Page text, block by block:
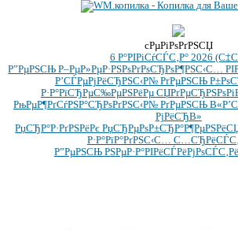
cРµРіРѕРґРЅСЏ
6 Р°РІРіСѓСЃС‚Р° 2026
Р”РµРЅСЊ Р–РµР»РµР·РЅРѕРґРѕСЂРѕР¶РЅС‹С…
Р’СЃРµРјРёСЂРЅС‹Р№ РґРµРЅСЊ
Р·Р°РїСЂРµС‰РµРЅРёРµ
РњРµР¶РґСѓРЅР°СЂРѕРґРЅС‹Р№ РґРµРЅСЊ
РјРёСЂВ»
РџСЂР°Р·РґРЅРёРє
Р·Р°РїР°РґРЅС‹С…
Р”РµРЅСЊ